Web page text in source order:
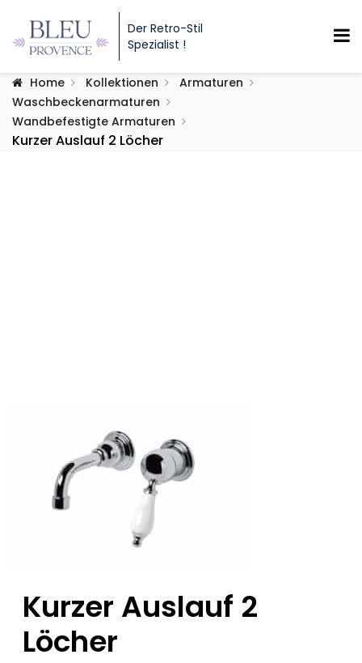
Der Retro-Stil
Spezialist !
Home Kollektionen
Armaturen
Waschbeckenarmaturen
Wandbefestigte Armaturen
Kurzer Auslauf 2 Löcher
Kurzer Auslauf 2
Löcher